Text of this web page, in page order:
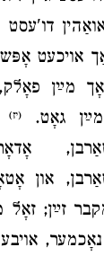
אויכעט
מײַן
גאָט.(יז)
און
זײַן; זאָל
נאָכמער,